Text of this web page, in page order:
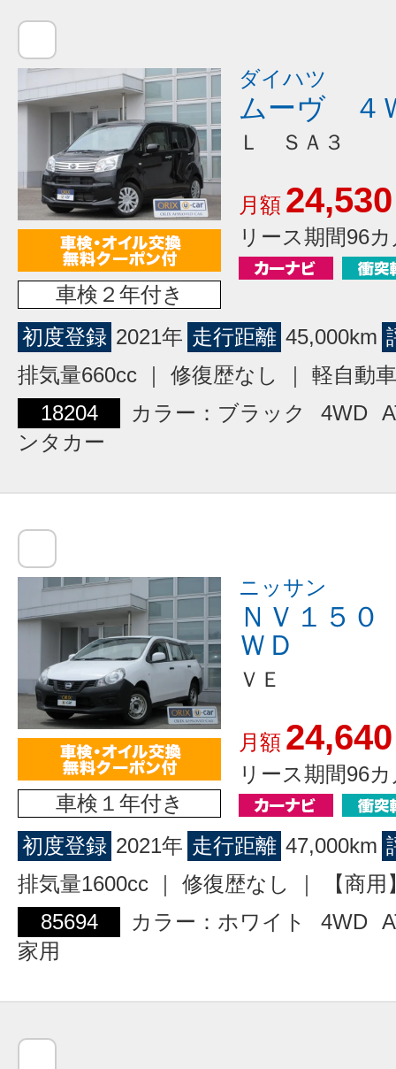
車検２年付き
ダイハツ
ムーヴ ４
Ｌ ＳＡ３
月額 24,530
リース期間96
初度登録 2021年 走行距離 45,000km
排気量660cc ｜ 修復歴なし ｜ 軽自動車
18204
カラー：ブラック 4WD
ンタカー
車検１年付き
ニッサン
ＮＶ１５
ＷＤ
ＶＥ
月額 24,640
リース期間96
初度登録 2021年 走行距離 47,000km
排気量1600cc ｜ 修復歴なし ｜ 【商
85694
カラー：ホワイト 4WD
家用